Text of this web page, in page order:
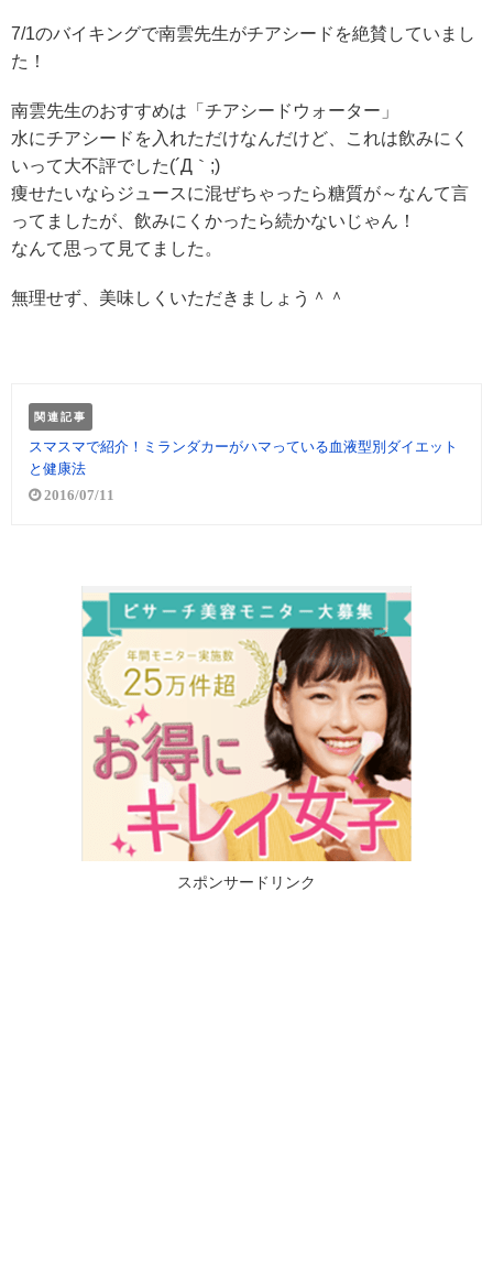
7/1のバイキングで南雲先生がチアシードを絶賛していまし
た！
南雲先生のおすすめは「チアシードウォーター」
水にチアシードを入れただけなんだけど、これは飲みにく
いって大不評でした(´Д｀;)
痩せたいならジュースに混ぜちゃったら糖質が～なんて言
ってましたが、飲みにくかったら続かないじゃん！
なんて思って見てました。
無理せず、美味しくいただきましょう＾＾
関連記事
スマスマで紹介！ミランダカーがハマっている血液型別ダイエット
と健康法
2016/07/11
スポンサードリンク